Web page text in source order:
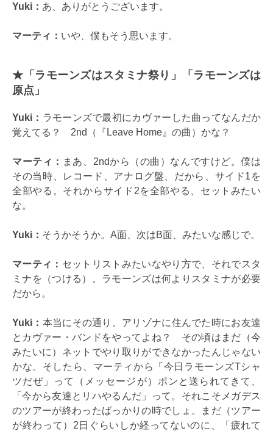
Yuki： あ、ありがとうございます。
マーティ： いや、僕もそう思います。
★「ラモーンズはスタミナ祭り」「ラモーンズは
原点」
Yuki： ラモーンズで最初にカヴァーした曲ってなんだか
覚えてる？ 2nd（『Leave Home』の曲）かな？
マーティ： まあ、2ndから（の曲）なんですけど。僕は
その当時、レコード、アナログ盤、だから、サイド1を
全部やる。それからサイド2を全部やる、セットみたい
な。
Yuki： そうかそうか。A面、次はB面、みたいな感じで。
マーティ： セットリストみたいなやり方で、それでスタ
ミナを（つける）。ラモーンズは何よりスタミナが必要
だから。
Yuki： 本当にその通り。アリゾナに住んでた時にお友達
とカヴァー・バンドをやってよね？ その頃はまだ（今
みたいに）ネットでやり取りができなかったんじゃない
かな。そしたら、マーティから「今日ラモーンズTシャ
ツだぜ」って（メッセージが）ポンと送られてきて、
「今から友達とリハやるんだ」って。それこそメガデス
のツアーが終わったばっかりの時でしょ。まだ（ツアー
が終わって）2日ぐらいしか経ってないのに、「疲れて